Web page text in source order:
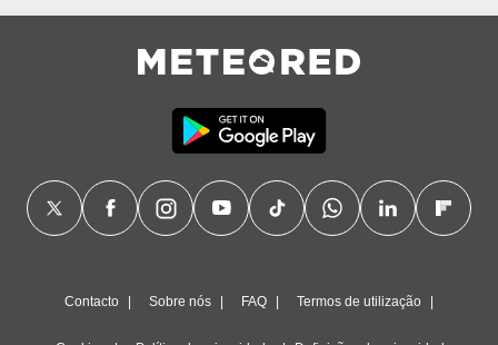
Contacto Sobre nós FAQ Termos de utilização